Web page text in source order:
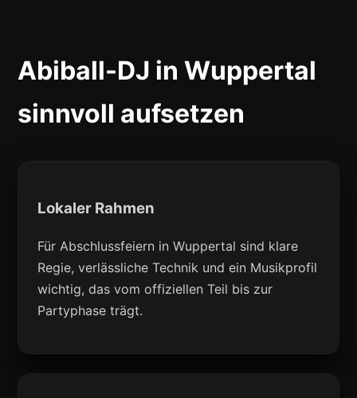
Abiball-DJ in Wuppertal
sinnvoll aufsetzen
Lokaler Rahmen
Für Abschlussfeiern in Wuppertal sind klare
Regie, verlässliche Technik und ein Musikprofil
wichtig, das vom offiziellen Teil bis zur
Partyphase trägt.